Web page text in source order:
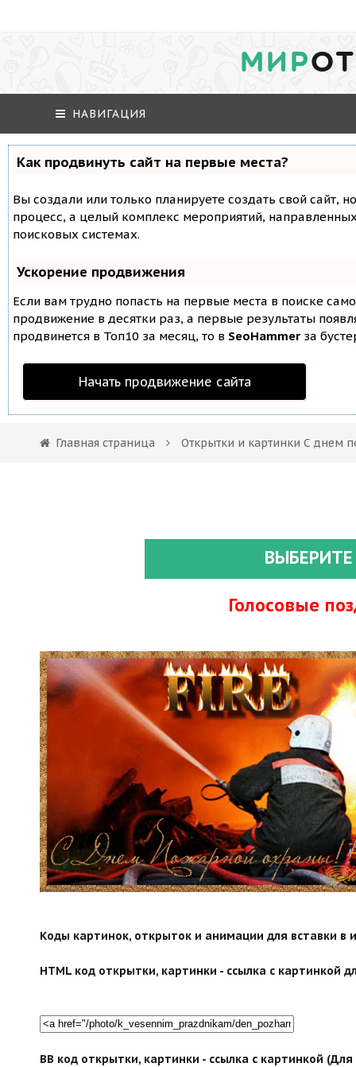
МИР
НАВИГАЦИЯ
Как продвинуть сайт на первые места?
Вы создали или только планируете создать свой сайт,
процесс, а целый комплекс мероприятий,
поисковых системах.
Ускорение продвижения
Если вам трудно попасть на первые места в поиске
продвижение в десятки раз, а первые результаты
продвинется в Топ10 за месяц, то в SeoHammer за
Начать продвижение сайта
Главная страница Открытки и картинки С днем
Голосовые
search">
Коды картинок, открыток и анимации для вставки в
HTML код открытки, картинки - ссылка с картинкой
BB код открытки, картинки - ссылка с картинкой